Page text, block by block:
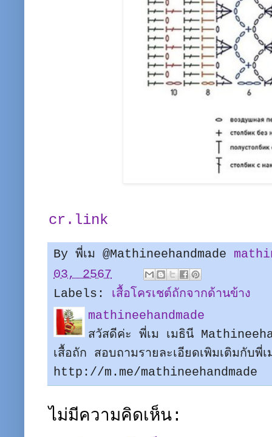
cr.link
By พี่เม @Mathineehandmade
03, 2567
Labels: เสื้อโครเชต์ถักจากด้านข้าง
mathineehandmade
สวัสดีค่ะ พี่เม เมธินี
เสื้อถัก สอบถามรายละเอียดเพิมเติมกับ
http://m.me/mathineehandmade
ไม่มีความคิดเห็น: